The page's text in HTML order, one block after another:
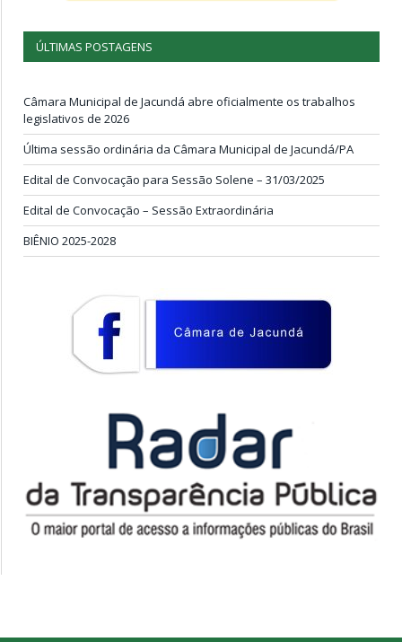
ÚLTIMAS POSTAGENS
Câmara Municipal de Jacundá abre oficialmente os trabalhos
legislativos de 2026
Última sessão ordinária da Câmara Municipal de Jacundá/PA
Edital de Convocação para Sessão Solene – 31/03/2025
Edital de Convocação – Sessão Extraordinária
BIÊNIO 2025-2028